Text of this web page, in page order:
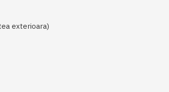
exterioara)